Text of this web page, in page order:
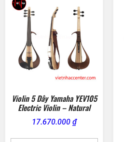
Violin 5 Dây Yamaha YEV105
Electric Violin – Natural
17.670.000 ₫